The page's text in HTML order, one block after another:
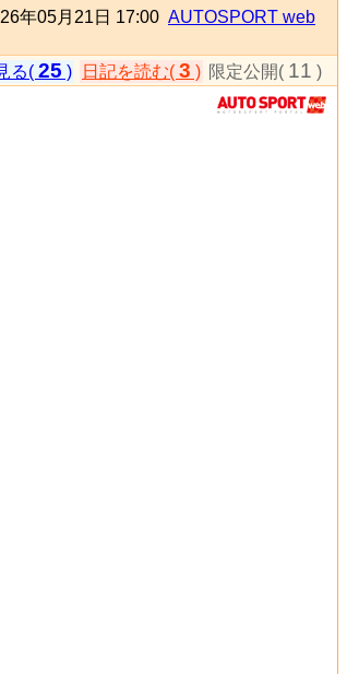
年05月21日 17:00 AUTOSPORT web
る( 25 ) 日記を読む( 3 ) 限定公開( 11 )